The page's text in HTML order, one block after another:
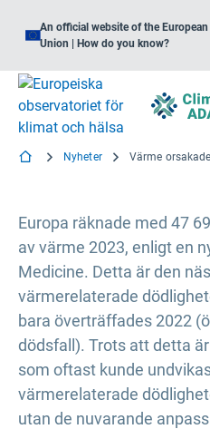
An official website of the European
Union | How do you know?
Nyheter
Europa räknade med 47
av värme 2023, enligt en
Medicine. Detta är den
värmerelaterade
bara överträffades 2022
dödsfall). Trots att detta
som oftast kunde
värmerelaterade
utan de nuvarande